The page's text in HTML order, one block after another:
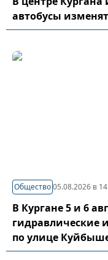
автобусы
Общество05.08.2026 в
В Кургане 5 и 6
гидравлические
по улице